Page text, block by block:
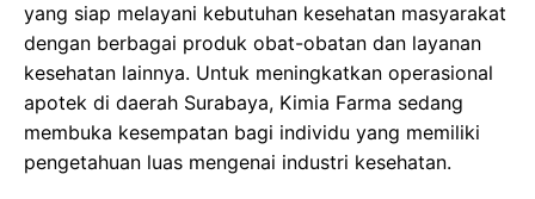
yang siap melayani kebutuhan kesehatan masyarakat
dengan berbagai produk obat-obatan dan layanan
kesehatan lainnya. Untuk meningkatkan operasional
apotek di daerah Surabaya, Kimia Farma sedang
membuka kesempatan bagi individu yang memiliki
pengetahuan luas mengenai industri kesehatan.